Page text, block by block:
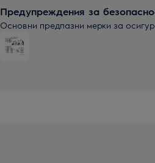
Предупреждения за
Основни предпазни мерки за